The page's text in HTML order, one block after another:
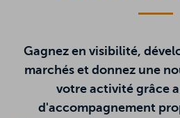
Gagnez en visibilité,
marchés et donnez une
votre activité grâce
d'accompagnement